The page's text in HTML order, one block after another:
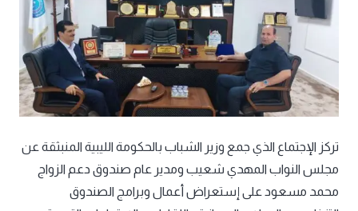
تركز الإجتماع الذي جمع وزير الشباب بالحكومة الليبية المنبثقة عن
مجلس النواب المهدي شعيب ومدير عام صندوق دعم الزواج
محمد مسعود على إستعراض أعمال وبرامج الصندوق